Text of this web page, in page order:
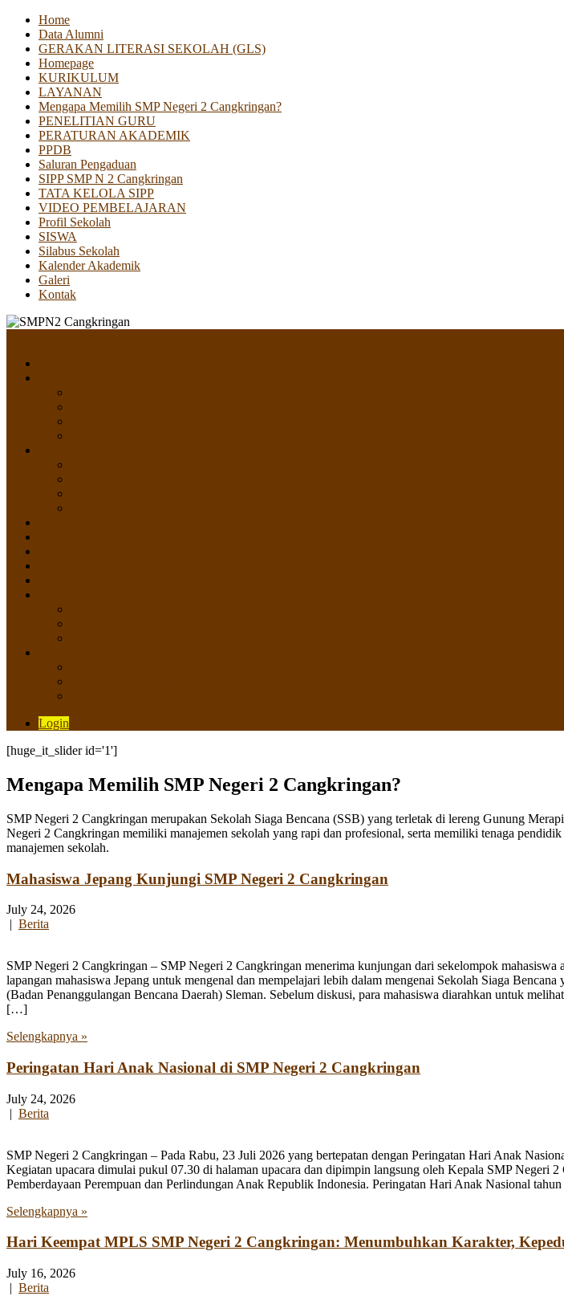
Home
Data Alumni
GERAKAN LITERASI SEKOLAH (GLS)
Homepage
KURIKULUM
LAYANAN
Mengapa Memilih SMP Negeri 2 Cangkringan?
PENELITIAN GURU
PERATURAN AKADEMIK
PPDB
Saluran Pengaduan
SIPP SMP N 2 Cangkringan
TATA KELOLA SIPP
VIDEO PEMBELAJARAN
Profil Sekolah
SISWA
Silabus Sekolah
Kalender Akademik
Galeri
Kontak
Login
[huge_it_slider id='1']
Mengapa Memilih SMP Negeri 2 Cangkringan?
SMP Negeri 2 Cangkringan merupakan Sekolah Siaga Bencana (SSB) yang terletak di lereng Gunung
Negeri 2 Cangkringan memiliki manajemen sekolah yang rapi dan profesional, serta memiliki tenaga
manajemen sekolah.
Mahasiswa Jepang Kunjungi SMP Negeri 2 Cangkringan
July 24, 2026
| Berita
SMP Negeri 2 Cangkringan – SMP Negeri 2 Cangkringan menerima kunjungan dari sekelompok
lapangan mahasiswa Jepang untuk mengenal dan mempelajari lebih dalam mengenai Sekolah Siaga
(Badan Penanggulangan Bencana Daerah) Sleman. Sebelum diskusi, para mahasiswa diarahkan untuk
[…]
Selengkapnya »
Peringatan Hari Anak Nasional di SMP Negeri 2 Cangkringan
July 24, 2026
| Berita
SMP Negeri 2 Cangkringan – Pada Rabu, 23 Juli 2026 yang bertepatan dengan Peringatan Hari Anak
Kegiatan upacara dimulai pukul 07.30 di halaman upacara dan dipimpin langsung oleh Kepala SMP Negeri
Pemberdayaan Perempuan dan Perlindungan Anak Republik Indonesia. Peringatan Hari Anak Nasional
Selengkapnya »
Hari Keempat MPLS SMP Negeri 2 Cangkringan: Menumbuhkan Karakter,
July 16, 2026
| Berita